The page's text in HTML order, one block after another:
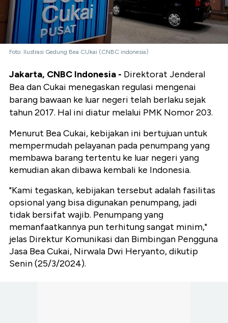
Foto: Ilustrasi Gedung Bea CUkai (CNBC indonesia)
Jakarta, CNBC Indonesia - Direktorat Jenderal
Bea dan Cukai menegaskan regulasi mengenai
barang bawaan ke luar negeri telah berlaku sejak
tahun 2017. Hal ini diatur melalui PMK Nomor 203.
Menurut Bea Cukai, kebijakan ini bertujuan untuk
mempermudah pelayanan pada penumpang yang
membawa barang tertentu ke luar negeri yang
kemudian akan dibawa kembali ke Indonesia.
"Kami tegaskan, kebijakan tersebut adalah fasilitas
opsional yang bisa digunakan penumpang, jadi
tidak bersifat wajib. Penumpang yang
memanfaatkannya pun terhitung sangat minim,"
jelas Direktur Komunikasi dan Bimbingan Pengguna
Jasa Bea Cukai, Nirwala Dwi Heryanto, dikutip
Senin (25/3/2024).